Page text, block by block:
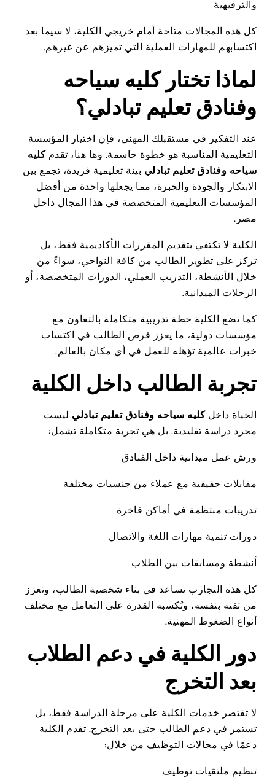
والترفيهية
كل هذه المجالات متاحة أمام خريجي الكلية، لا سيما بعد
اكتسابهم للمهارات العملية التي تميزهم عن غيرهم.
لماذا تختار كليه سياحه
وفنادق تعليم تبادلي؟
عند التفكير في مستقبلك المهني، فإن اختيار المؤسسة
التعليمية المناسبة هو خطوة حاسمة. وها هنا، تقدمكليه
سياحه وفنادق تعليم تبادلي بيئة تعليمية فريدة، تجمع بين
الابتكار والجودة والخبرة، مما يجعلها واحدة من أفضل
المؤسسات التعليمية المتخصصة في هذا المجال داخل
مصر.
الكلية لا تكتفي بتقديم المقررات الأكاديمية فقط، بل
تركز على تطوير الطالب من كافة النواحي، سواءً من
خلال الأنشطة، التدريب العملي، الدورات المتخصصة، أو
الرحلات الميدانية.
كما تضع الكلية خطة تدريبية متكاملة بالتعاون مع
مؤسسات دولية، ما يعزز فرص الطالب في اكتساب
خبرات عالمية تؤهله للعمل في أي مكان بالعالم.
تجربة الطالب داخل الكلية
الحياة داخل كليه سياحه وفنادق تعليم تبادلي ليست
مجرد دراسة تقليدية. بل هي تجربة متكاملة تشمل:
ورش عمل ميدانية داخل الفنادق
مقابلات حقيقية مع عملاء من جنسيات مختلفة
تدريبات منتظمة في أماكن فاخرة
دورات تنمية مهارات اللغة والاتصال
أنشطة ومسابقات بين الطلاب
كل هذه التجارب تساعد في بناء شخصية الطالب، وتعزز
من ثقته بنفسه، وتُكسبه القدرة على التعامل مع مختلف
أنواع الضغوط المهنية.
دور الكلية في دعم الطلاب
بعد التخرج
لا تقتصر خدمات الكلية على مرحلة الدراسة فقط، بل
تستمر في دعم الطالب حتى بعد التخرج. تقدم الكلية
دعمًا في مجالات التوظيف من خلال:
تنظيم ملتقيات توظيف